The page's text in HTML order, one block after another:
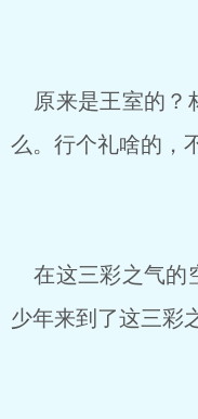
原来是王室的？
么。行个礼啥的，
在这三彩之气的
少年来到了这三彩